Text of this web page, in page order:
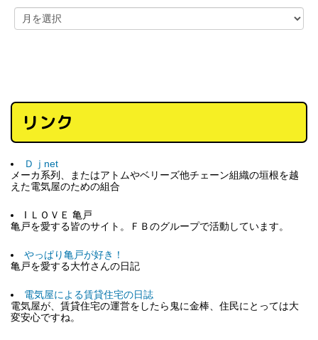
リンク
Ｄｊnet
メーカ系列、またはアトムやベリーズ他チェーン組織の垣根を越
えた電気屋のための組合
I ＬＯＶＥ 亀戸
亀戸を愛する皆のサイト。ＦＢのグループで活動しています。
やっぱり亀戸が好き！
亀戸を愛する大竹さんの日記
電気屋による賃貸住宅の日誌
電気屋が、賃貸住宅の運営をしたら鬼に金棒、住民にとっては大
変安心ですね。